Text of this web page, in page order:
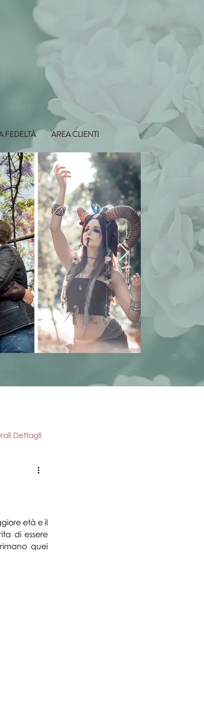
FEDELTÀ AREA CLIENTI
Dettagli
aziende e artisti
età e il
di essere
quei